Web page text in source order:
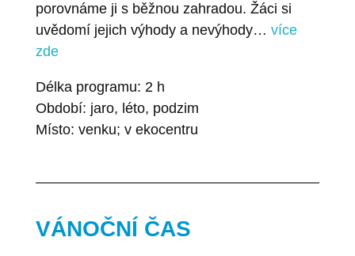
porovnáme ji s běžnou zahradou. Žáci si
uvědomí jejich výhody a nevýhody… více
zde
Délka programu: 2 h
Období: jaro, léto, podzim
Místo: venku; v ekocentru
VÁNOČNÍ ČAS